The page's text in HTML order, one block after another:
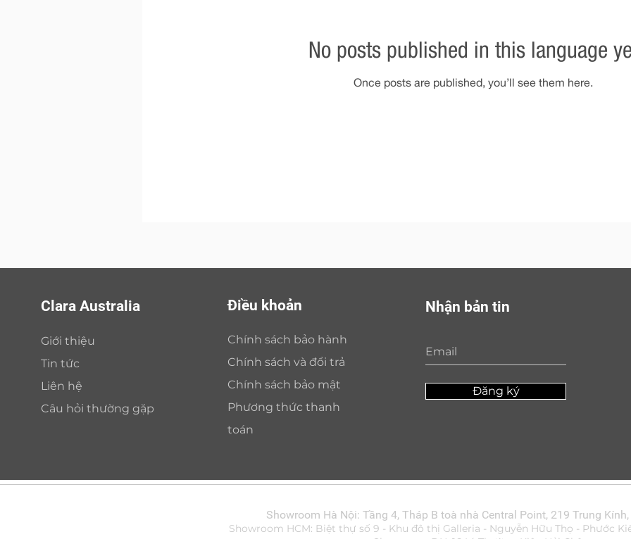
No posts published in this language
Once posts are published, you’ll see them here.
Clara Australia
Giới thiệu
Tin tức
Liên hệ
Câu hỏi thường gặp
Điều khoản
Chính sách bảo hành
Chính sách và đổi trả
Chính sách bảo mật
Phương thức thanh
toán
Nhận bản tin
Đăng ký
Showroom Hà Nội: Tầng 4, Tháp B toà nhà Central Point, 219 Trung Kính,
Showroom HCM: Biệt thự số 9 - Khu đô thị Galleria - Nguyễn Hữu Thọ - Phước